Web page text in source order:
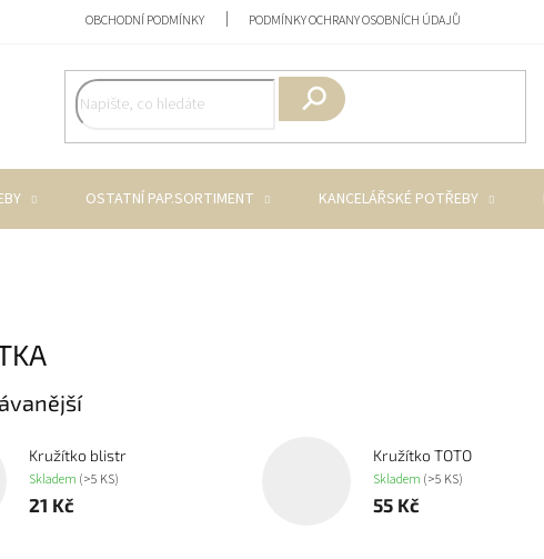
OBCHODNÍ PODMÍNKY PODMÍNKY OCHRANY OSOBNÍCH ÚDAJŮ
OSTATNÍ PAP.SORTIMENT KANCELÁŘSKÉ POTŘEBY
Kružítko blistr
Skladem (>5 KS)
21 Kč
Kružítko TOTO
Skladem (>5 KS)
55 Kč